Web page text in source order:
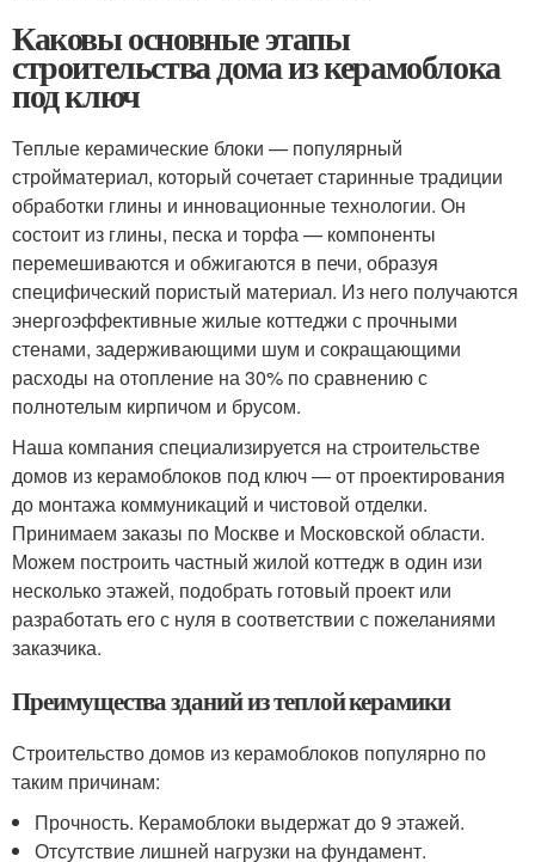
Каковы основные этапы
строительства дома из керамоблока
под ключ
Теплые керамические блоки — популярный
стройматериал, который сочетает старинные традиции
обработки глины и инновационные технологии. Он
состоит из глины, песка и торфа — компоненты
перемешиваются и обжигаются в печи, образуя
специфический пористый материал. Из него получаются
энергоэффективные жилые коттеджи с прочными
стенами, задерживающими шум и сокращающими
расходы на отопление на 30% по сравнению с
полнотелым кирпичом и брусом.
Наша компания специализируется на строительстве
домов из керамоблоков под ключ — от проектирования
до монтажа коммуникаций и чистовой отделки.
Принимаем заказы по Москве и Московской области.
Можем построить частный жилой коттедж в один изи
несколько этажей, подобрать готовый проект или
разработать его с нуля в соответствии с пожеланиями
заказчика.
Преимущества зданий из теплой керамики
Строительство домов из керамоблоков популярно по
таким причинам:
Прочность. Керамоблоки выдержат до 9 этажей.
Отсутствие лишней нагрузки на фундамент.